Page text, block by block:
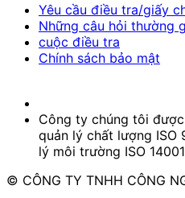
Yêu cầu điều tra/giấy
Những câu hỏi thường
cuộc điều tra
Chính sách bảo mật
Công ty chúng tôi
quản lý chất lượng ISO
lý môi trường ISO
© CÔNG TY TNHH CÔNG